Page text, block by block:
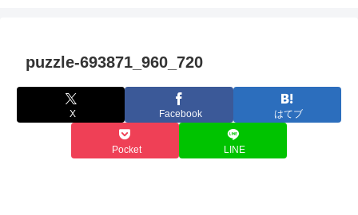
puzzle-693871_960_720
X Facebook はてブ
Pocket LINE